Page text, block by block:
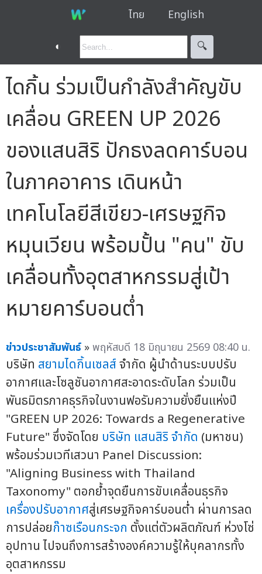
ไทย English
◐ 🔍︎
ไดกิ้น ร่วมเป็นกำลังสำคัญขับ
เคลื่อน GREEN UP 2026
ของแสนสิริ ปักธงลดคาร์บอน
ในภาคอาคาร เดินหน้า
เทคโนโลยีสีเขียว-เศรษฐกิจ
หมุนเวียน พร้อมปั้น "คน" ขับ
เคลื่อนทั้งอุตสาหกรรมสู่เป้า
หมายคาร์บอนต่ำ
ข่าวประชาสัมพันธ์ »พฤหัสบดี 18 มิถุนายน 2569 08:40 น.
บริษัท สยามไดกิ้นเซลส์จำกัด ผู้นำด้านระบบปรับ
อากาศและโซลูชันอากาศสะอาดระดับโลก ร่วมเป็น
พันธมิตรภาคธุรกิจในงานฟอรัมความยั่งยืนแห่งปี
"GREEN UP 2026: Towards a Regenerative
Future" ซึ่งจัดโดย บริษัท แสนสิริ จำกัด (มหาชน)
พร้อมร่วมเวทีเสวนา Panel Discussion:
"Aligning Business with Thailand
Taxonomy" ตอกย้ำจุดยืนการขับเคลื่อนธุรกิจ
เครื่องปรับอากาศสู่เศรษฐกิจคาร์บอนต่ำ ผ่านการลด
การปล่อยก๊าซเรือนกระจก ตั้งแต่ตัวผลิตภัณฑ์ ห่วงโซ่
อุปทาน ไปจนถึงการสร้างองค์ความรู้ให้บุคลากรทั้ง
อุตสาหกรรม